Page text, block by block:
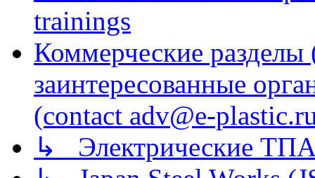
trainings
Коммерческие
заинтересованные
(contact adv@e-
↳ Электрические